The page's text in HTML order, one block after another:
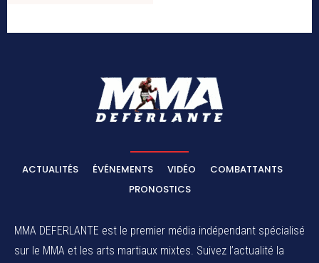
ACTUALITÉS ÉVÉNEMENTS VIDÉO
COMBATTANTS
PRONOSTICS
MMA DEFERLANTE est le premier média indépendant spécialisé
sur le MMA et les arts martiaux mixtes. Suivez l’actualité la